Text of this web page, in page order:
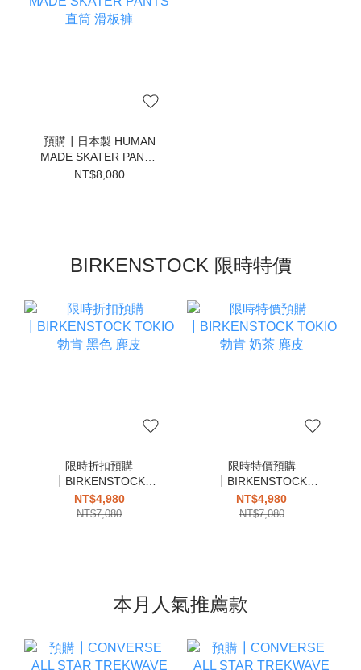
預購┃日本製 HUMAN
MADE SKATER PANTS
直筒 滑板褲
NT$8,080
BIRKENSTOCK 限時特價
限時折扣預購
┃BIRKENSTOCK
TOKIO 勃肯 黑色 麂皮
NT$4,980
NT$7,080
限時特價預購
┃BIRKENSTOCK
TOKIO 勃肯 奶茶 麂皮
NT$4,980
NT$7,080
本月人氣推薦款